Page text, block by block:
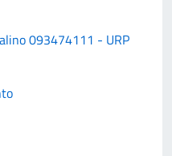
093474111 - URP